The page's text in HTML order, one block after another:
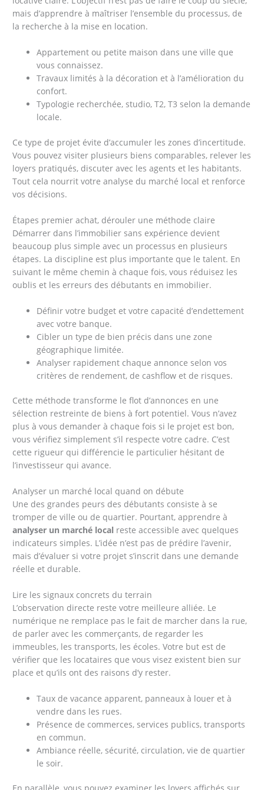
mais d’apprendre à maîtriser l’ensemble du processus, de
la recherche à la mise en location.
Appartement ou petite maison dans une ville que
vous connaissez.
Travaux limités à la décoration et à l’amélioration du
confort.
Typologie recherchée, studio, T2, T3 selon la demande
locale.
Ce type de projet évite d’accumuler les zones d’incertitude.
Vous pouvez visiter plusieurs biens comparables, relever les
loyers pratiqués, discuter avec les agents et les habitants.
Tout cela nourrit votre analyse du marché local et renforce
vos décisions.
Étapes premier achat, dérouler une méthode claire
Démarrer dans l’immobilier sans expérience devient
beaucoup plus simple avec un processus en plusieurs
étapes. La discipline est plus importante que le talent. En
suivant le même chemin à chaque fois, vous réduisez les
oublis et les erreurs des débutants en immobilier.
Définir votre budget et votre capacité d’endettement
avec votre banque.
Cibler un type de bien précis dans une zone
géographique limitée.
Analyser rapidement chaque annonce selon vos
critères de rendement, de cashflow et de risques.
Cette méthode transforme le flot d’annonces en une
sélection restreinte de biens à fort potentiel. Vous n’avez
plus à vous demander à chaque fois si le projet est bon,
vous vérifiez simplement s’il respecte votre cadre. C’est
cette rigueur qui différencie le particulier hésitant de
l’investisseur qui avance.
Analyser un marché local quand on débute
Une des grandes peurs des débutants consiste à se
tromper de ville ou de quartier. Pourtant, apprendre à
analyser un marché local reste accessible avec quelques
indicateurs simples. L’idée n’est pas de prédire l’avenir,
mais d’évaluer si votre projet s’inscrit dans une demande
réelle et durable.
Lire les signaux concrets du terrain
L’observation directe reste votre meilleure alliée. Le
numérique ne remplace pas le fait de marcher dans la rue,
de parler avec les commerçants, de regarder les
immeubles, les transports, les écoles. Votre but est de
vérifier que les locataires que vous visez existent bien sur
place et qu’ils ont des raisons d’y rester.
Taux de vacance apparent, panneaux à louer et à
vendre dans les rues.
Présence de commerces, services publics, transports
en commun.
Ambiance réelle, sécurité, circulation, vie de quartier
le soir.